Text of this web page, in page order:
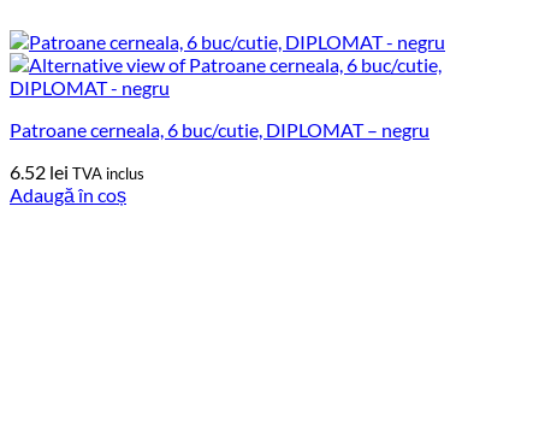
Patroane cerneala, 6 buc/cutie, DIPLOMAT – negru
6.52 lei TVA inclus
Adaugă în coș